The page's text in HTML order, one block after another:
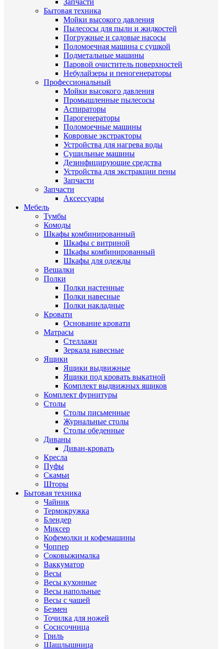
Бытовая техника
Мойки высокого давления
Пылесосы для пыли и жидкостей
Погружные и садовые насосы
Поломоечная машина с сушкой
Подметальные машины
Паровой очиститель поверхностей
Небулайзеры и пеногенераторы
Профессиональный
Мойки высокого давления
Промышленные пылесосы
Аспираторы
Парогенераторы
Поломоечные машины
Ковровые экстракторы
Устройства для нагрева воды
Сушильные машины
Дезинфицирующие средства
Устройства для экстракции пены
Запчасти
Запчасти
Аксессуары
Мебель
Тумбы
Комоды
Шкафы комбинированный
Шкафы с витриной
Шкафы комбинированный
Шкафы для одежды
Вешалки
Полки
Полки настенные
Полки навесные
Полки накладные
Кровати
Основание кровати
Матрасы
Стеллажи
Зеркала навесные
Ящики
Ящики выдвижные
Ящики под кровать выкатной
Комплект выдвижных ящиков
Комплект фурнитуры
Столы
Столы письменные
Журнальные cтолы
Столы обеденные
Диваны
Диван-кровать
Кресла
Пуфы
Скамьи
Шторы
Бытовая техника
Чайник
Термокружка
Блендер
Миксер
Кофемолки и кофемашины
Чоппер
Соковыжималка
Ваккуматор
Весы
Весы кухонные
Весы напольные
Весы с чашей
Безмен
Точилка для ножей
Сосисочница
Гриль
Шашлышница